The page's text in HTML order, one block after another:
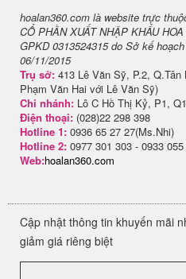
hoalan360.com là website trực
CỔ PHẦN XUẤT NHẬP KHẨU
GPKD 0313524315 do Sở kế
06/11/2015
Trụ sở: 413 Lê Văn Sỹ, P.2,
Phạm Văn Hai với Lê Văn Sỹ)
Chi nhánh: Lô C Hồ Thị Kỷ, P1,
Điện thoại: (028)22 298 398
Hotline 1: 0936 65 27 27(Ms.Nhi)
Hotline 2: 0977 301 303 - 0933
Web:hoalan360.com
Cập nhật thông tin khuyến mãi
giảm giá riêng biệt